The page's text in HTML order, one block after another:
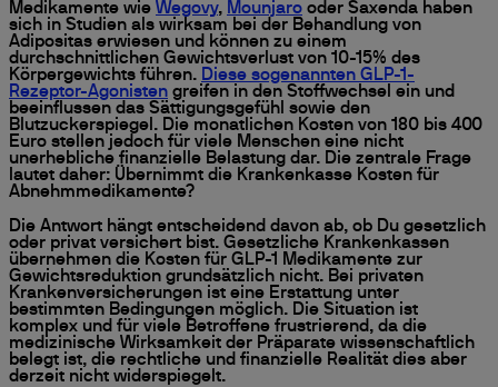
Medikamente wie Wegovy, Mounjaro oder Saxenda haben
sich in Studien als wirksam bei der Behandlung von
Adipositas erwiesen und können zu einem
durchschnittlichen Gewichtsverlust von 10-15% des
Körpergewichts führen. Diese sogenannten GLP-1-
Rezeptor-Agonisten greifen in den Stoffwechsel ein und
beeinflussen das Sättigungsgefühl sowie den
Blutzuckerspiegel. Die monatlichen Kosten von 180 bis 400
Euro stellen jedoch für viele Menschen eine nicht
unerhebliche finanzielle Belastung dar. Die zentrale Frage
lautet daher: Übernimmt die Krankenkasse Kosten für
Abnehmmedikamente?
Die Antwort hängt entscheidend davon ab, ob Du gesetzlich
oder privat versichert bist. Gesetzliche Krankenkassen
übernehmen die Kosten für GLP-1 Medikamente zur
Gewichtsreduktion grundsätzlich nicht. Bei privaten
Krankenversicherungen ist eine Erstattung unter
bestimmten Bedingungen möglich. Die Situation ist
komplex und für viele Betroffene frustrierend, da die
medizinische Wirksamkeit der Präparate wissenschaftlich
belegt ist, die rechtliche und finanzielle Realität dies aber
derzeit nicht widerspiegelt.